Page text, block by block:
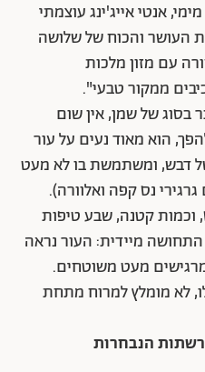
אנטי אייג'ינג עוצמתי
העושר והכוח של שלושה
עם מזון מלכות
בסוג של שמן, אין שום
הוא מאוד נעים על עור
של דבש, ומשתמשת בו לא מעט
נס קפה ואלוורה).
וכמות קטנה, שבע טיפות
מיידית: העור נראה
מעט משוטחים.
לא מומלץ למרוח מתחת